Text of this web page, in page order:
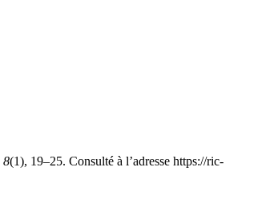
8(1), 19–25. Consulté à l’adresse https://ric-